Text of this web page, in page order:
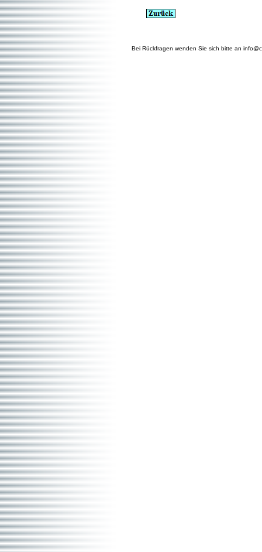
Bei Rückfragen wenden Sie sich bitte an